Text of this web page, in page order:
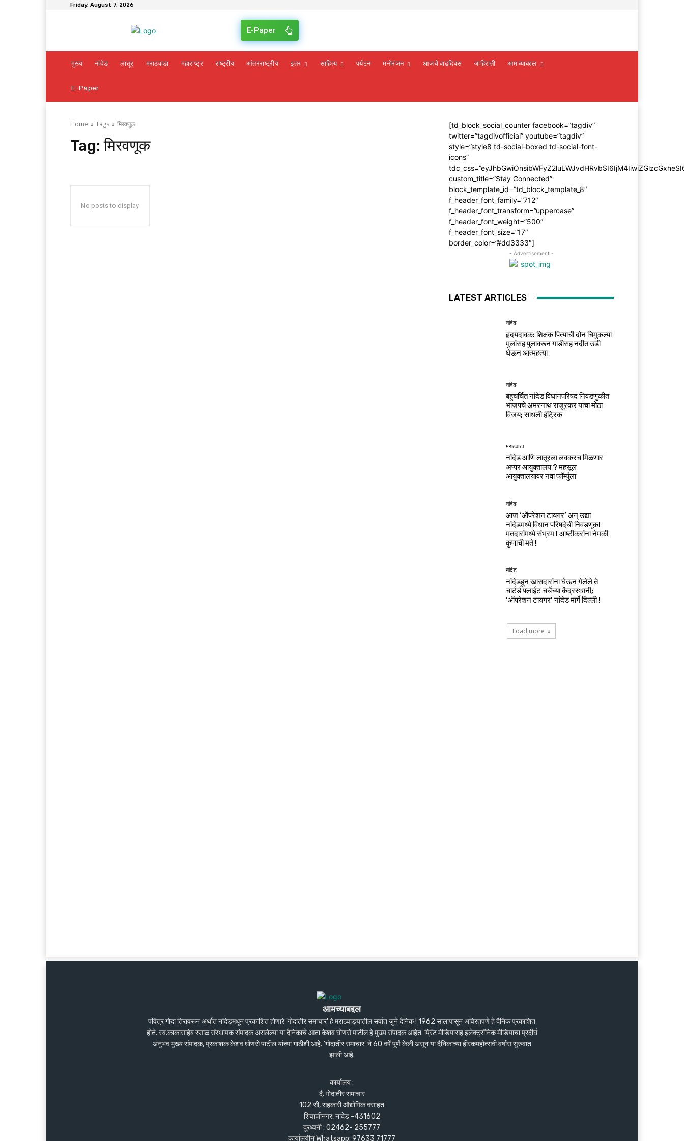
Friday, August 7, 2026
E-Paper
मुख्य नांदेड लातूर मराठवाडा महाराष्ट्र राष्ट्रीय आंतरराष्ट्रीय इतर साहित्य पर्यटन मनोरंजन आजचे वाढदिवस जाहिराती आमच्याबद्दल
E-Paper
Home Tags मिरवणूक
Tag:मिरवणूक
No posts to display
[td_block_social_counter facebook=”tagdiv”
twitter=”tagdivofficial” youtube=”tagdiv”
style=”style8 td-social-boxed td-social-font-
icons”
custom_title=”Stay Connected”
block_template_id=”td_block_template_8″
f_header_font_family=”712″
f_header_font_transform=”uppercase”
f_header_font_weight=”500″
f_header_font_size=”17″
border_color=”#dd3333″]
- Advertisement -
LATEST ARTICLES
नांदेड
हृदयदावक: शिक्षक पित्याची दोन चिमुकल्या
मुलांसह पुलावरून गाडीसह नदीत उडी
घेऊन आत्महत्या
नांदेड
बहुचर्चित नांदेड विधानपरिषद निवडणुकीत
भाजपचे अमरनाथ राजूरकर यांचा मोठा
विजय; साधली हॅट्रिक
मराठवाडा
नांदेड आणि लातूरला लवकरच मिळणार
अप्पर आयुक्तालय ? महसूल
आयुक्तालयावर नवा फॉर्म्युला
नांदेड
आज ‘ऑपरेशन टायगर’ अन् उद्या
नांदेडमध्ये विधान परिषदेची निवडणूक!
मतदारांमध्ये संभ्रम ! आष्टीकरांना नेमकी
कुणाची मते !
नांदेड
नांदेडहून खासदारांना घेऊन गेलेले ते
चार्टर्ड फ्लाईट चर्चेच्या केंद्रस्थानी;
‘ऑपरेशन टायगर’ नांदेड मार्गे दिल्ली !
Load more
आमच्याबद्दल
पवित्र गोदा तिरावरून अर्थात नांदेडमधून प्रकाशित होणारे 'गोदातीर समाचार' हे मराठवाड्यातील सर्वात जुने दैनिक ! 1962 सालापासून अविरतपणे हे दैनिक प्रकाशित
होते. स्व.काकासाहेब रसाळ संस्थापक संपादक असलेल्या या दैनिकाचे आता केशव घोणसे पाटील हे मुख्य संपादक आहेत. प्रिंट मीडियासह इलेक्ट्रॉनिक मीडियाचा प्रदीर्घ
अनुभव मुख्य संपादक, प्रकाशक केशव घोणसे पाटील यांच्या गाठीशी आहे. 'गोदातीर समाचार' ने 60 वर्षे पूर्ण केली असून या दैनिकाच्या हीरकमहोत्सवी वर्षास सुरुवात
झाली आहे.
कार्यालय :
दै. गोदातीर समाचार
102 सी, सहकारी औद्योगिक वसाहत
शिवाजीनगर, नांदेड -431602
दूरध्वनी : 02462- 255777
कार्यालयीन Whatsapp: 97633 71777